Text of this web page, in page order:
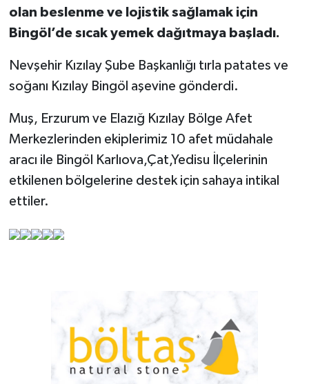
olan beslenme ve lojistik sağlamak için
Bingöl’de sıcak yemek dağıtmaya başladı.
Nevşehir Kızılay Şube Başkanlığı tırla patates ve
soğanı Kızılay Bingöl aşevine gönderdi.
Muş, Erzurum ve Elazığ Kızılay Bölge Afet
Merkezlerinden ekiplerimiz 10 afet müdahale
aracı ile Bingöl Karlıova,Çat,Yedisu İlçelerinin
etkilenen bölgelerine destek için sahaya intikal
ettiler.